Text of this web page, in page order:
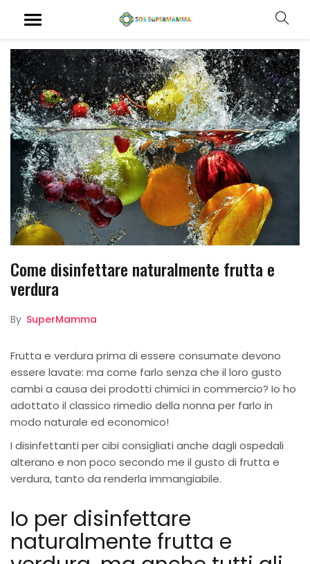
Come disinfettare naturalmente frutta e
verdura
By SuperMamma
Frutta e verdura prima di essere consumate devono
essere lavate: ma come farlo senza che il loro gusto
cambi a causa dei prodotti chimici in commercio? Io ho
adottato il classico rimedio della nonna per farlo in
modo naturale ed economico!
I disinfettanti per cibi consigliati anche dagli ospedali
alterano e non poco secondo me il gusto di frutta e
verdura, tanto da renderla immangiabile.
Io per disinfettare
naturalmente frutta e